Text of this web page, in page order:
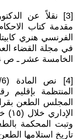
[3] نقلاً عن
مقدمة كتاب
الخامسة عشر ـ ص 214
المجلس الطعن
تاريخ استلامها